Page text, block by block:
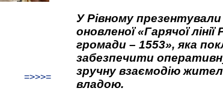
=>>>=
У Рівному
оновленої «Гарячої лінії
громади – 1553», яка
забезпечити
зручну взаємодію
владою.